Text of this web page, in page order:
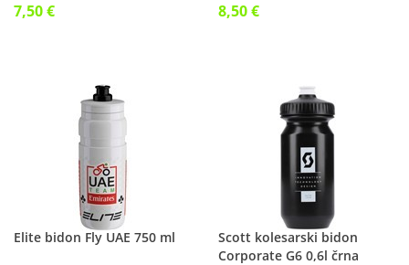
7,50 € 8,50 €
Elite bidon Fly UAE 750 ml
Scott kolesarski bidon
Corporate G6 0,6l črna